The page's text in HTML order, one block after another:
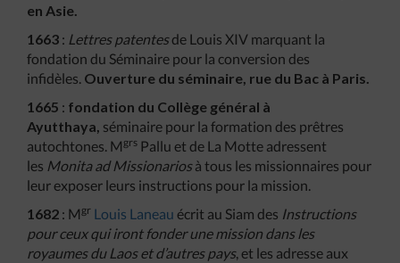
en Asie.
1663 : Lettres patentesde Louis XIV marquant la
fondation du Séminaire pour la conversion des
infidèles. Ouverture du séminaire, rue du Bac à Paris.
1665 : fondation du Collège général à
Ayutthaya, séminaire pour la formation des prêtres
autochtones. M grs Pallu et de La Motte adressent
les Monita ad Missionariosà tous les missionnaires pour
leur exposer leurs instructions pour la mission.
1682 : M gr Louis Laneau écrit au Siam des Instructions
pour ceux qui iront fonder une mission dans les
royaumes du Laos et d’autres pays, et les adresse aux